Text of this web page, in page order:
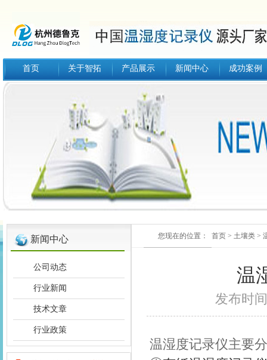
首页 关于智拓 产品展示 新闻中心 成功案例
新闻中心
公司动态
行业新闻
技术文章
行业政策
您现在的位置： 首页 > 土壤类 >
温
发布时
温湿度记录仪主要